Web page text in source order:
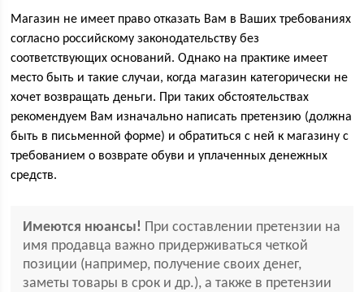
Магазин не имеет право отказать Вам в Ваших требованиях
согласно российскому законодательству без
соответствующих оснований. Однако на практике имеет
место быть и такие случаи, когда магазин категорически не
хочет возвращать деньги. При таких обстоятельствах
рекомендуем Вам изначально написать претензию (должна
быть в письменной форме) и обратиться с ней к магазину с
требованием о возврате обуви и уплаченных денежных
средств.
Имеются нюансы! При составлении претензии на
имя продавца важно придерживаться четкой
позиции (например, получение своих денег,
заметы товары в срок и др.), а также в претензии